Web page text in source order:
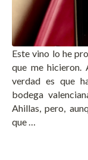
Este vino lo he
que me hicieron.
verdad es que
bodega
Ahillas, pero,
que …